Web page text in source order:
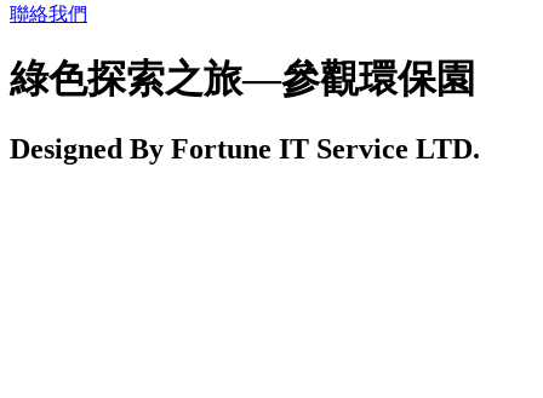
聯絡我們
綠色探索之旅—參觀環保園
Designed By Fortune IT Service LTD.